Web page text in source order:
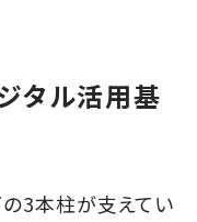
タル活用基
3本柱が支えてい